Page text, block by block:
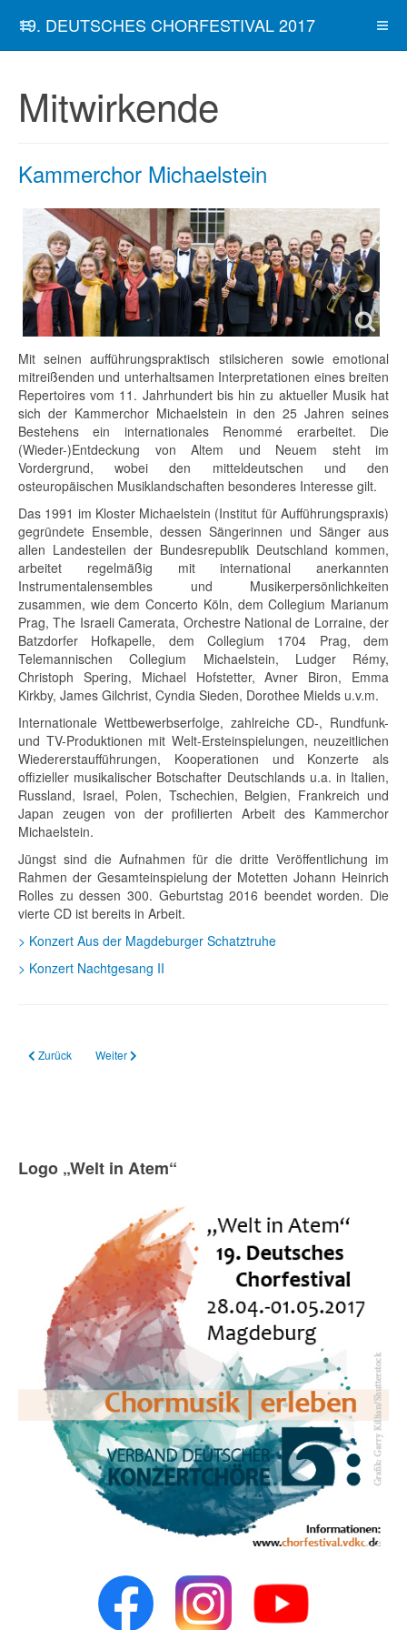
19. DEUTSCHES CHORFESTIVAL 2017
Mitwirkende
Kammerchor Michaelstein
Mit seinen aufführungspraktisch stilsicheren sowie emotional
mitreißenden und unterhaltsamen Interpretationen eines breiten
Repertoires vom 11. Jahrhundert bis hin zu aktueller Musik hat
sich der Kammerchor Michaelstein in den 25 Jahren seines
Bestehens ein internationales Renommé erarbeitet. Die
(Wieder-)Entdeckung von Altem und Neuem steht im
Vordergrund, wobei den mitteldeutschen und den
osteuropäischen Musiklandschaften besonderes Interesse gilt.
Das 1991 im Kloster Michaelstein (Institut für Aufführungspraxis)
gegründete Ensemble, dessen Sängerinnen und Sänger aus
allen Landesteilen der Bundesrepublik Deutschland kommen,
arbeitet regelmäßig mit international anerkannten
Instrumentalensembles und Musikerpersönlichkeiten
zusammen, wie dem Concerto Köln, dem Collegium Marianum
Prag, The Israeli Camerata, Orchestre National de Lorraine, der
Batzdorfer Hofkapelle, dem Collegium 1704 Prag, dem
Telemannischen Collegium Michaelstein, Ludger Rémy,
Christoph Spering, Michael Hofstetter, Avner Biron, Emma
Kirkby, James Gilchrist, Cyndia Sieden, Dorothee Mields u.v.m.
Internationale Wettbewerbserfolge, zahlreiche CD-, Rundfunk-
und TV-Produktionen mit Welt-Ersteinspielungen, neuzeitlichen
Wiedererstaufführungen, Kooperationen und Konzerte als
offizieller musikalischer Botschafter Deutschlands u.a. in Italien,
Russland, Israel, Polen, Tschechien, Belgien, Frankreich und
Japan zeugen von der profilierten Arbeit des Kammerchor
Michaelstein.
Jüngst sind die Aufnahmen für die dritte Veröffentlichung im
Rahmen der Gesamteinspielung der Motetten Johann Heinrich
Rolles zu dessen 300. Geburtstag 2016 beendet worden. Die
vierte CD ist bereits in Arbeit.
> Konzert Aus der Magdeburger Schatztruhe
> Konzert Nachtgesang II
Vorheriger Beitrag: Kammerchor der TU Ilmenau
Zurück Nächster Beitrag: Kinder- und Jugendchor Magdeburg
Weiter
Logo „Welt in Atem“